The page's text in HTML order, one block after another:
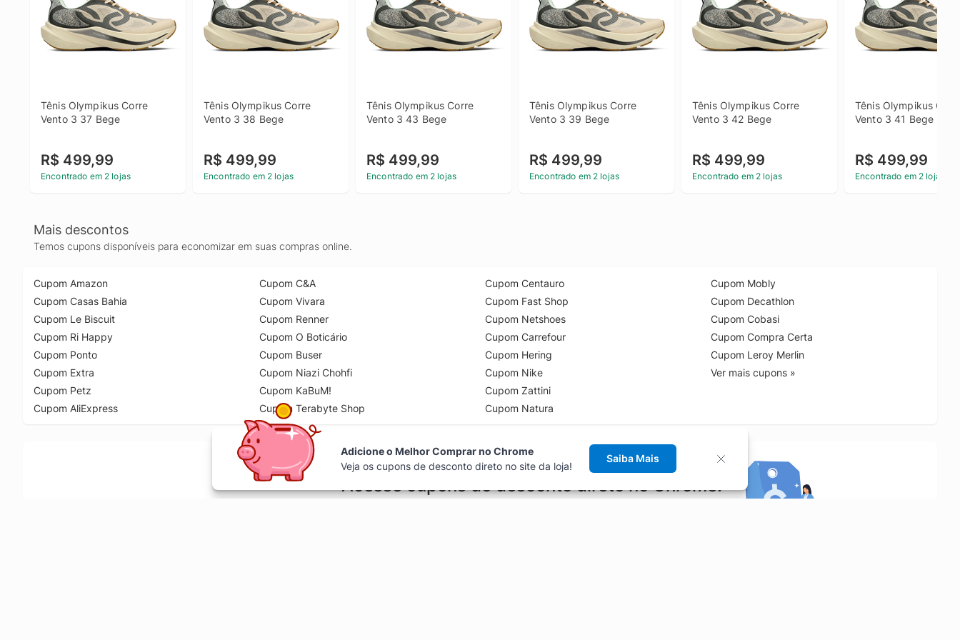
Tênis Olympikus Corre
Vento 3 37 Bege
R$ 499,99
Encontrado em 2 lojas
Tênis Olympikus Corre
Vento 3 38 Bege
R$ 499,99
Encontrado em 2 lojas
Tênis Olympikus Corre
Vento 3 43 Bege
R$ 499,99
Encontrado em 2 lojas
Tênis Olympikus Corre
Vento 3 39 Bege
R$ 499,99
Encontrado em 2 lojas
Tênis Olympikus Corre
Vento 3 42 Bege
R$ 499,99
Encontrado em 2 lojas
Tênis Olympikus
Vento 3 41 Bege
R$ 499,99
Encontrado em 2 lojas
Mais descontos
Temos cupons disponíveis para economizar em suas compras online.
Cupom Amazon
Cupom Casas Bahia
Cupom Le Biscuit
Cupom Ri Happy
Cupom Ponto
Cupom Extra
Cupom Petz
Cupom AliExpress
Cupom C&A
Cupom Vivara
Cupom Renner
Cupom O Boticário
Cupom Buser
Cupom Niazi Chohfi
Cupom KaBuM!
Cupom Terabyte Shop
Cupom Centauro
Cupom Fast Shop
Cupom Netshoes
Cupom Carrefour
Cupom Hering
Cupom Nike
Cupom Zattini
Cupom Natura
Cupom Mobly
Cupom Decathlon
Cupom Cobasi
Cupom Compra Certa
Cupom Leroy Merlin
Ver mais cupons »
Acesse cupons de desconto direto no Chrome!
Adicione o Melhor Comprar no Chrome
Veja os cupons de desconto direto no site da loja!
Saiba Mais